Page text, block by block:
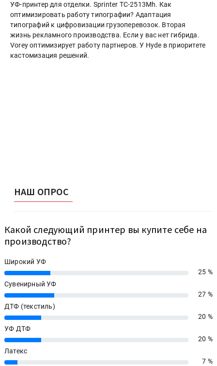
УФ-принтер для отделки. Sprinter ТС-2513Mh. Как
оптимизировать работу типографии? Адаптация
типографий к цифровизации грузоперевозок. Вторая
жизнь рекламного производства. Если у вас нет гибрида.
Vorey оптимизирует работу партнеров. У Hyde в приоритете
кастомизация решений.
НАШ ОПРОС
Какой следующий принтер вы купите себе на
производство?
Широкий УФ
25%
25 %
Сувенирный УФ
27%
27 %
ДТФ (текстиль)
20%
20 %
УФ ДТФ
20%
20 %
Латекс
7%
7 %